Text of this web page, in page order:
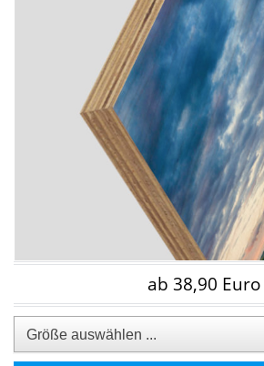
ab 38,90 Euro